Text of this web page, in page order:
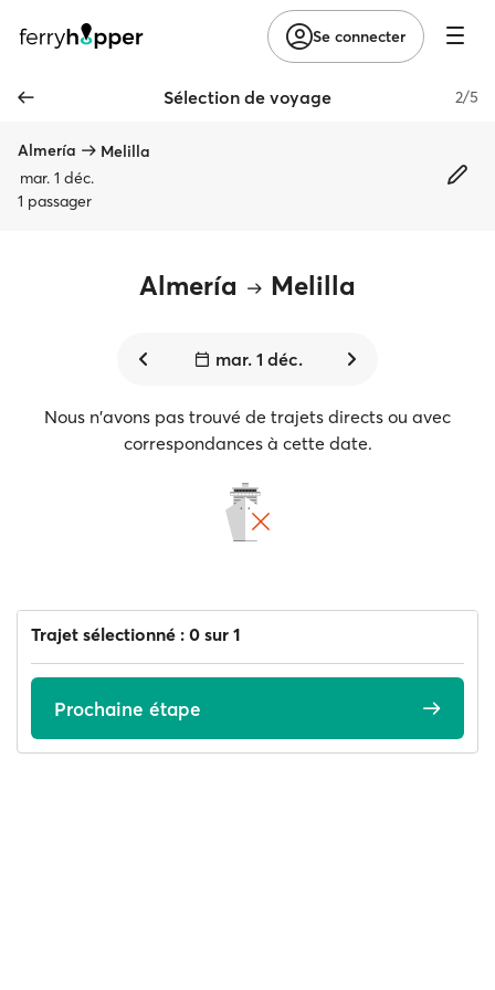
Se connecter
Sélection de voyage 2/5
Almería
Melilla
mar. 1 déc.
1 passager
Almería Melilla
mar. 1 déc.
Nous n'avons pas trouvé de trajets directs ou avec
correspondances à cette date.
Trajet sélectionné : 0 sur 1
Prochaine étape